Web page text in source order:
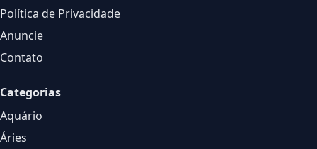
Política de Privacidade
Anuncie
Contato
Categorias
Aquário
Áries